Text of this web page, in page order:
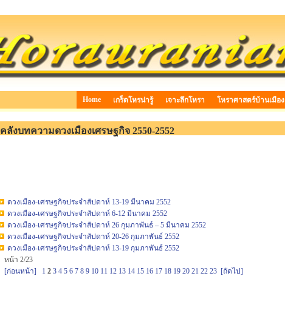
Home เกร็ดโหรน่ารู้ เจาะลึกโหรา โหราศาสตร์บ้านเมือง
คลังบทความดวงเมืองเศรษฐกิจ 2550-2552
ดวงเมือง-เศรษฐกิจประจำสัปดาห์ 13-19 มีนาคม 2552
ดวงเมือง-เศรษฐกิจประจำสัปดาห์ 6-12 มีนาคม 2552
ดวงเมือง-เศรษฐกิจประจำสัปดาห์ 26 กุมภาพันธ์ – 5 มีนาคม 2552
ดวงเมือง-เศรษฐกิจประจำสัปดาห์ 20-26 กุมภาพันธ์ 2552
ดวงเมือง-เศรษฐกิจประจำสัปดาห์ 13-19 กุมภาพันธ์ 2552
หน้า 2/23
[ก่อนหน้า]
1 2 3 4 5 6 7 8 9 10 11 12 13 14 15 16 17 18 19 20 21 22 23 [ถัดไป]